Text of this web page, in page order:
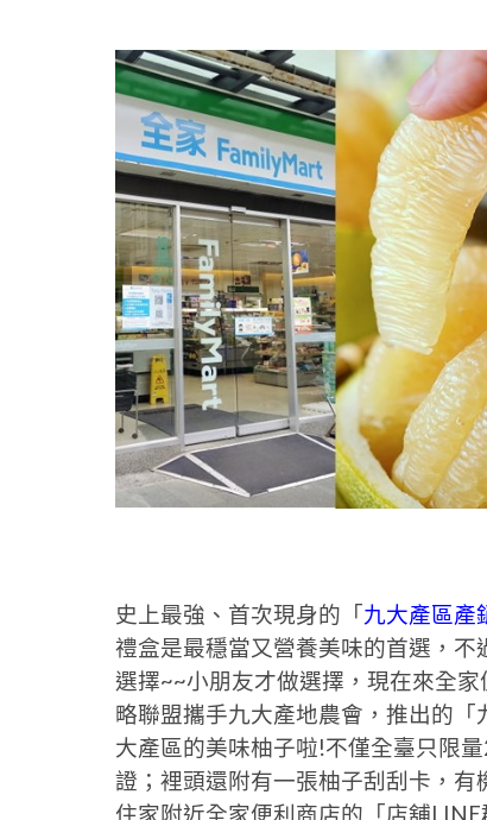
史上最強、首次現身的「九大產區產
禮盒是最穩當又營養美味的首選，
選擇~~小朋友才做選擇，現在來全
略聯盟攜手九大產地農會，推出的
大產區的美味柚子啦!不僅全臺只限
證；裡頭還附有一張柚子刮刮卡，
住家附近全家便利商店的「店舖